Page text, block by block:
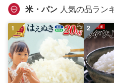
米・パン 人気の品ラン
1 2